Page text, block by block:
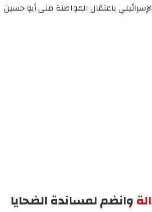
باعتقال المواطنة منى أبو حسين
وانضم لمساندة الضحايا